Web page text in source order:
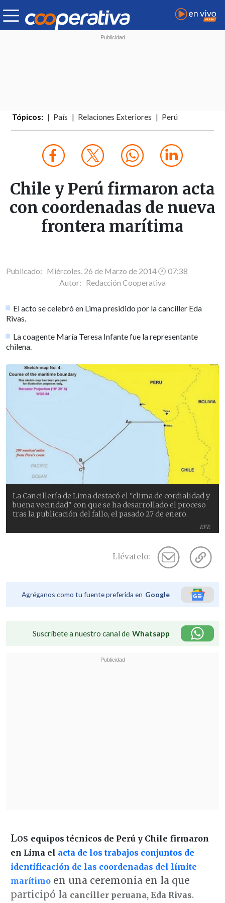
Tópicos: País Relaciones Exteriores Perú
Chile y Perú firmaron acta
con coordenadas de nueva
frontera marítima
Publicado: Miércoles, 26 de Marzo de 2014 🕐 07:38
Autor: Redacción Cooperativa
El acto se celebró en Lima presidido por la canciller Eda
Rivas.
La coagente María Teresa Infante fue la representante
chilena.
EFE
La Cancillería de Lima destacó el "clima de cordialidad y
buena vecindad" con que se ha desarrollado el proceso
tras la publicación del fallo, el pasado 27 de enero.
Llévatelo:
Agréganos como tu fuente preferida en Google
Suscríbete a nuestro canal de Whatsapp
Los equipos técnicos de Perú y Chile firmaron
en Lima el acta de los trabajos conjuntos de
identificación de las coordenadas del límite
marítimoen una ceremonia en la que
participó la canciller peruana, Eda Rivas.